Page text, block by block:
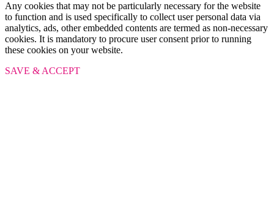
Any cookies that may not be particularly necessary for the website
to function and is used specifically to collect user personal data via
analytics, ads, other embedded contents are termed as non-necessary
cookies. It is mandatory to procure user consent prior to running
these cookies on your website.
SAVE & ACCEPT